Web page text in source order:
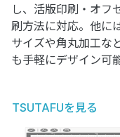
し、活版印刷・オフ
刷方法に対応。他に
サイズや角丸加工な
も手軽にデザイン可
TSUTAFUを見る